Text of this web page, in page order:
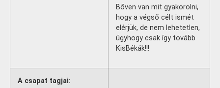
Bőven van mit gyakorolni,
hogy a végső célt ismét
elérjük, de nem lehetetlen,
úgyhogy csak így tovább
KisBékák!!!
A csapat tagjai: